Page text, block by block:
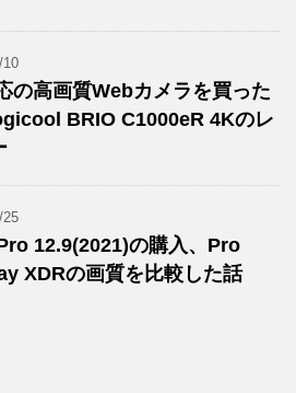
10
の高画質Webカメラを買った
BRIO C1000eR 4Kのレ
25
12.9(2021)の購入、Pro
XDRの画質を比較した話